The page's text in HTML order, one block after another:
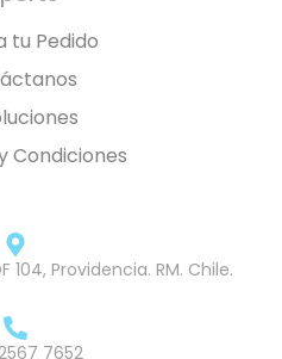
tu Pedido
Condiciones
104, Providencia. RM. Chile.
7652